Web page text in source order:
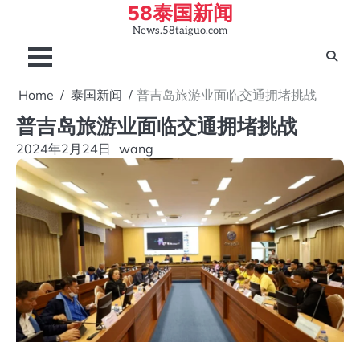
content
58泰国新闻
News.58taiguo.com
Home 泰国新闻 普吉岛旅游业面临交通拥堵挑战
普吉岛旅游业面临交通拥堵挑战
2024年2月24日 wang